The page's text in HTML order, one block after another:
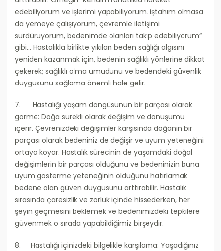
edebiliyorum ve işlerimi yapabiliyorum, iştahım olmasa
da yemeye çalışıyorum, çevremle iletişimi
sürdürüyorum, bedenimde olanları takip edebiliyorum“
gibi… Hastalıkla birlikte yıkılan beden sağlığı algısını
yeniden kazanmak için, bedenin sağlıklı yönlerine dikkat
çekerek; sağlıklı olma umudunu ve bedendeki güvenlik
duygusunu sağlama önemli hale gelir.
7. Hastalığı yaşam döngüsünün bir parçası olarak
görme: Doğa sürekli olarak değişim ve dönüşümü
içerir. Çevrenizdeki değişimler karşısında doğanın bir
parçası olarak bedeniniz de değişir ve uyum yeteneğini
ortaya koyar. Hastalık sürecinin de yaşamdaki doğal
değişimlerin bir parçası olduğunu ve bedeninizin buna
uyum gösterme yeteneğinin olduğunu hatırlamak
bedene olan güven duygusunu arttırabilir. Hastalık
sırasında çaresizlik ve zorluk içinde hissederken, her
şeyin geçmesini beklemek ve bedenimizdeki tepkilere
güvenmek o sırada yapabildiğimiz birşeydir.
8. Hastalığı içinizdeki bilgelikle karşılama: Yaşadığınız